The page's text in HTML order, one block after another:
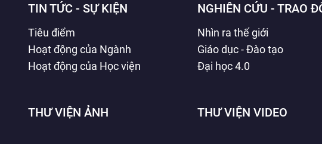
TIN TỨC - SỰ KIỆN
Tiêu điểm
Hoạt động của Ngành
Hoạt động của Học viện
NGHIÊN CỨU - TRAO
Nhìn ra thế giới
Giáo dục - Đào tạo
Đại học 4.0
THƯ VIỆN ẢNH THƯ VIỆN VIDEO